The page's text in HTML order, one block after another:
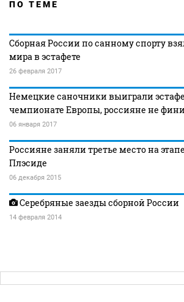
ПО ТЕМЕ
Сборная России по санному спорту
мира в эстафете
26 февраля 2017
Немецкие саночники выиграли
чемпионате Европы, россияне не
06 января 2017
Россияне заняли третье место на
Плэсиде
06 декабря 2015
Серебряные заезды сборной России
14 февраля 2014